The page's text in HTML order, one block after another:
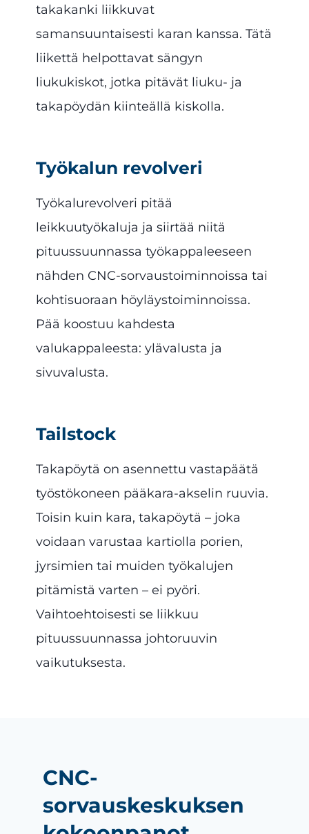
takakanki liikkuvat
samansuuntaisesti karan kanssa. Tätä
liikettä helpottavat sängyn
liukukiskot, jotka pitävät liuku- ja
takapöydän kiinteällä kiskolla.
Työkalun revolveri
Työkalurevolveri pitää
leikkuutyökaluja ja siirtää niitä
pituussuunnassa työkappaleeseen
nähden CNC-sorvaustoiminnoissa tai
kohtisuoraan höyläystoiminnoissa.
Pää koostuu kahdesta
valukappaleesta: ylävalusta ja
sivuvalusta.
Tailstock
Takapöytä on asennettu vastapäätä
työstökoneen pääkara-akselin ruuvia.
Toisin kuin kara, takapöytä – joka
voidaan varustaa kartiolla porien,
jyrsimien tai muiden työkalujen
pitämistä varten – ei pyöri.
Vaihtoehtoisesti se liikkuu
pituussuunnassa johtoruuvin
vaikutuksesta.
CNC-
sorvauskeskuksen